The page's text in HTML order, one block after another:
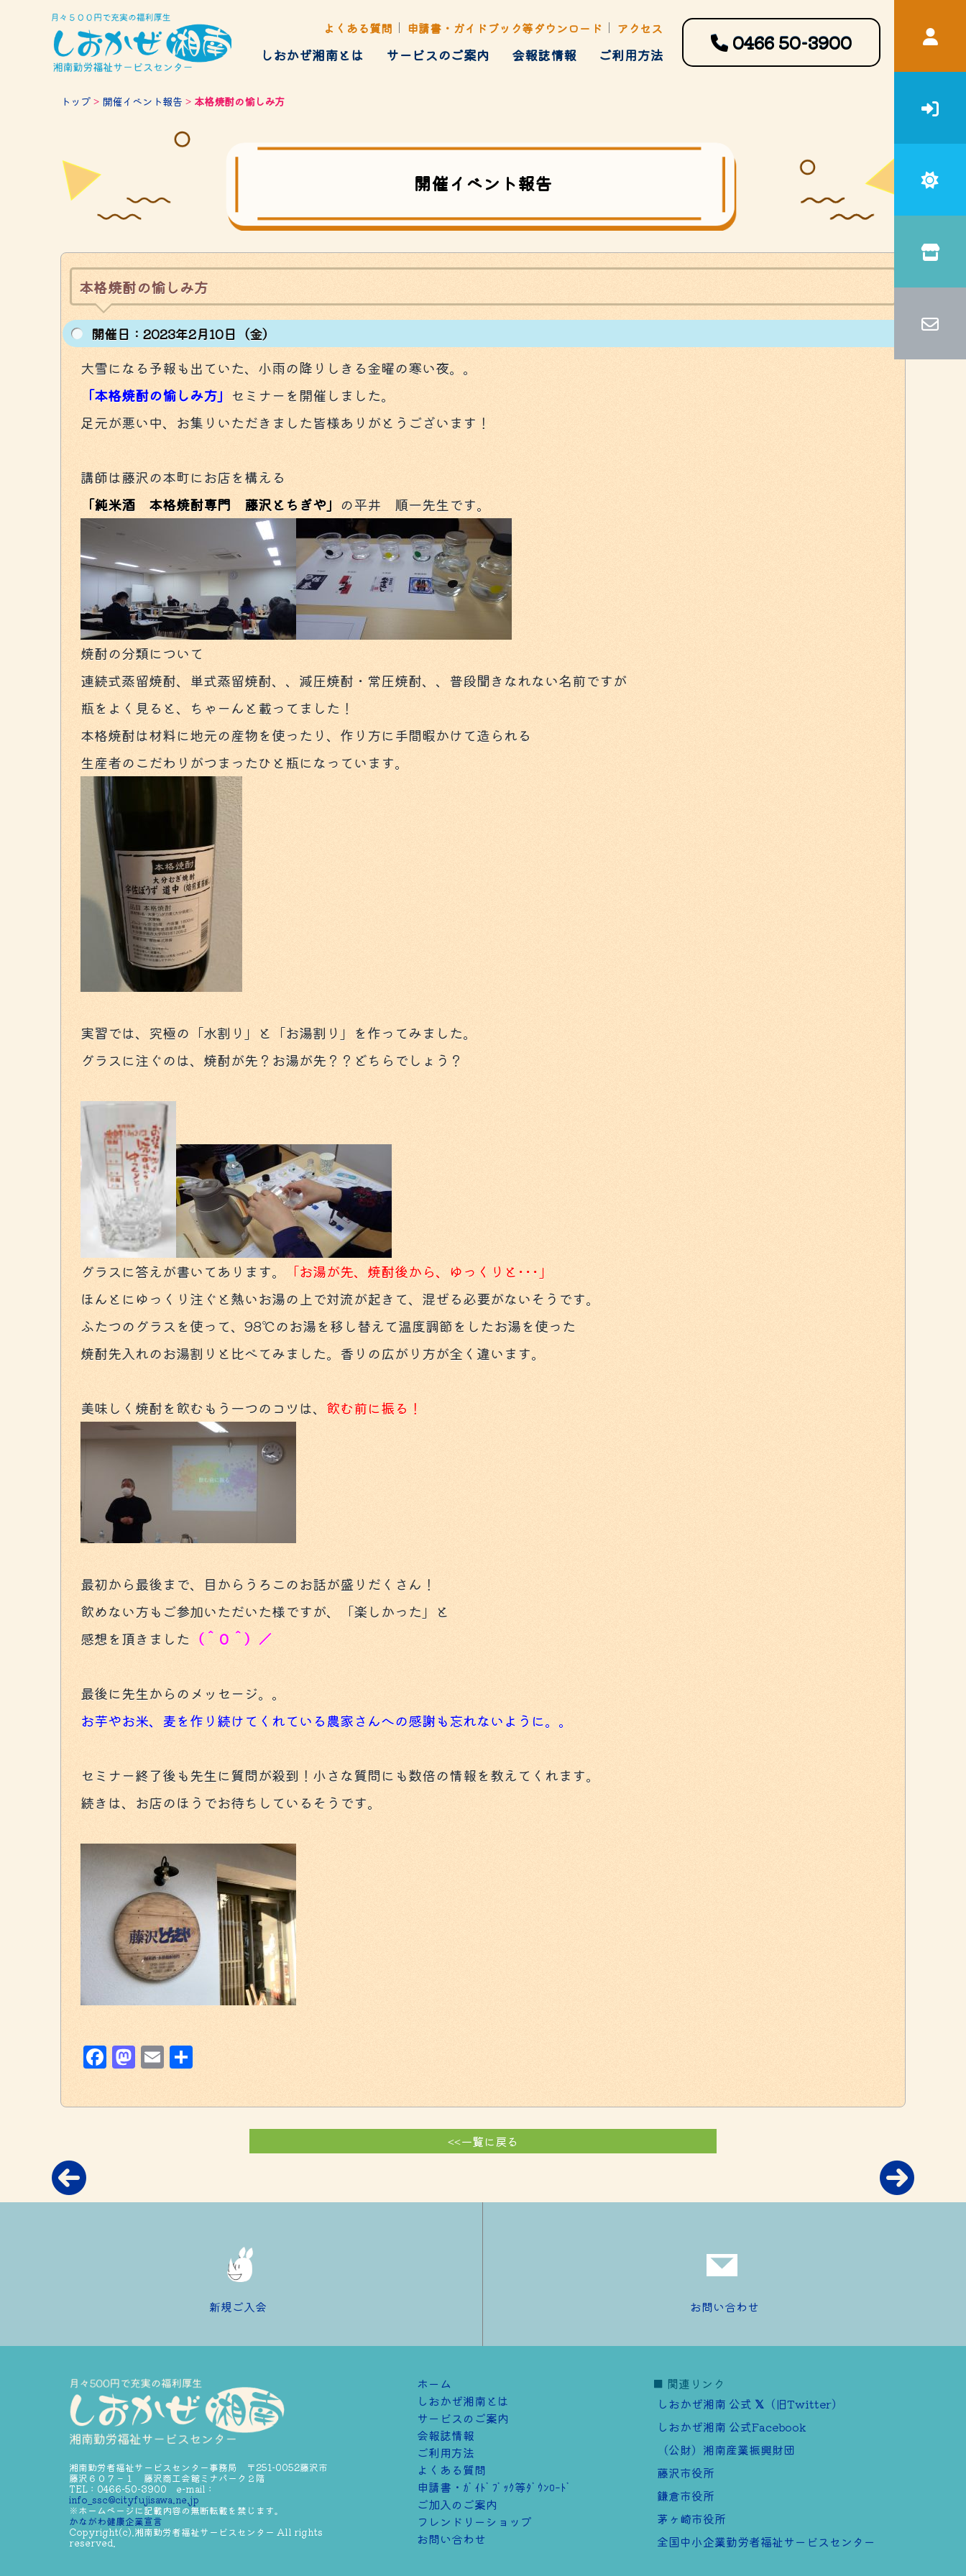
よくある質問 申請書・ガイドブック等ダウンロード アクセス
0466 50-3900
しおかぜ湘南とは サービスのご案内
給付金
ロード
会報誌情報 ご利用方法
トップ> 開催イベント報告 > 本格焼酎の愉しみ方
開催イベント報告
本格焼酎の愉しみ方
開催⽇：2023年2月10日（金）
大雪になる予報も出ていた、小雨の降りしきる金曜の寒い夜。。
「本格焼酎の愉しみ方」 セミナーを開催しました。
足元が悪い中、お集りいただきました皆様ありがとうございます！
講師は藤沢の本町にお店を構える
「純米酒 本格焼酎専門 藤沢とちぎや」 の平井 順一先生です。
焼酎の分類について
連続式蒸留焼酎、単式蒸留焼酎、、減圧焼酎・常圧焼酎、、普段聞きなれない名前ですが
瓶をよく見ると、ちゃーんと載ってました！
本格焼酎は材料に地元の産物を使ったり、作り方に手間暇かけて造られる
生産者のこだわりがつまったひと瓶になっています。
実習では、究極の「水割り」と「お湯割り」を作ってみました。
グラスに注ぐのは、焼酎が先？お湯が先？？どちらでしょう？
グラスに答えが書いてあります。
「お湯が先、焼酎後から、ゆっくりと･･･」
ほんとにゆっくり注ぐと熱いお湯の上で対流が起きて、混ぜる必要がないそうです。
ふたつのグラスを使って、98℃のお湯を移し替えて温度調節をしたお湯を使った
焼酎先入れのお湯割りと比べてみました。香りの広がり方が全く違います。
美味しく焼酎を飲むもう一つのコツは、 飲む前に振る！
最初から最後まで、目からうろこのお話が盛りだくさん！
飲めない方もご参加いただいた様ですが、「楽しかった」と
感想を頂きました （＾０＾）／
最後に先生からのメッセージ。。
お芋やお米、麦を作り続けてくれている農家さんへの感謝も忘れないように。。
セミナー終了後も先生に質問が殺到！小さな質問にも数倍の情報を教えてくれます。
続きは、お店のほうでお待ちしているそうです。
Facebook
Mastodon
Email
<<一覧に戻る
新規ご入会 お問い合わせ
湘南勤労者福祉サービスセンター事務局 〒251-0052藤沢市
藤沢６０７－１ 藤沢商工会館ミナパーク２階
TEL：0466-50-3900 e-mail：
info_ssc@cityfujisawa.ne.jp
※ホームページに記載内容の無断転載を禁じます。
かながわ健康企業宣言
Copyright(c).湘南勤労者福祉サービスセンター All rights
reserved.
ホーム
しおかぜ湘南とは
サービスのご案内
会報誌情報
ご利用方法
よくある質問
申請書・ｶﾞｲﾄﾞﾌﾞｯｸ等ﾀﾞｳﾝﾛｰﾄﾞ
ご加⼊のご案内
フレンドリーショップ
お問い合わせ
■ 関連リンク
しおかぜ湘南 公式
（旧Twitter）
しおかぜ湘南 公式Facebook
（公財）湘南産業振興財団
藤沢市役所
鎌倉市役所
茅ヶ崎市役所
全国中小企業勤労者福祉サービスセンター